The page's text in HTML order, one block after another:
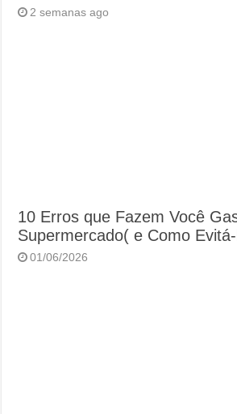
2 semanas ago
10 Erros que Fazem Você
Supermercado( e Como
01/06/2026